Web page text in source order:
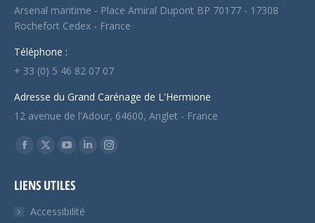
Arsenal maritime - Place Amiral Dupont BP 70177 - 17308
Rochefort Cedex - France
Téléphone :
+ 33 (0) 5 46 82 07 07
Adresse du Grand Carénage de L'Hermione
12 avenue de l'Adour, 64600, Anglet - France
Trouvez nous sur :
Facebook
opens
in
X
opens
in
YouTube
opens
in
LinkedInInstagram
LIENS UTILES
Accessibilité